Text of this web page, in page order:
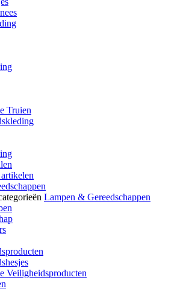
Truien
Lampen & Gereedschappen
Veiligheidsproducten